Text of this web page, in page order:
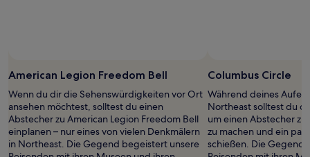
American Legion Freedom Bell
Wenn du dir die Sehenswürdigkeiten vor Ort
ansehen möchtest, solltest du einen
Abstecher zu American Legion Freedom Bell
einplanen – nur eines von vielen Denkmälern
in Northeast. Die Gegend begeistert unsere
Columbus Circle
Während deines
Northeast solltest du
um einen Abstecher
zu machen und ein
schießen. Die Gegend